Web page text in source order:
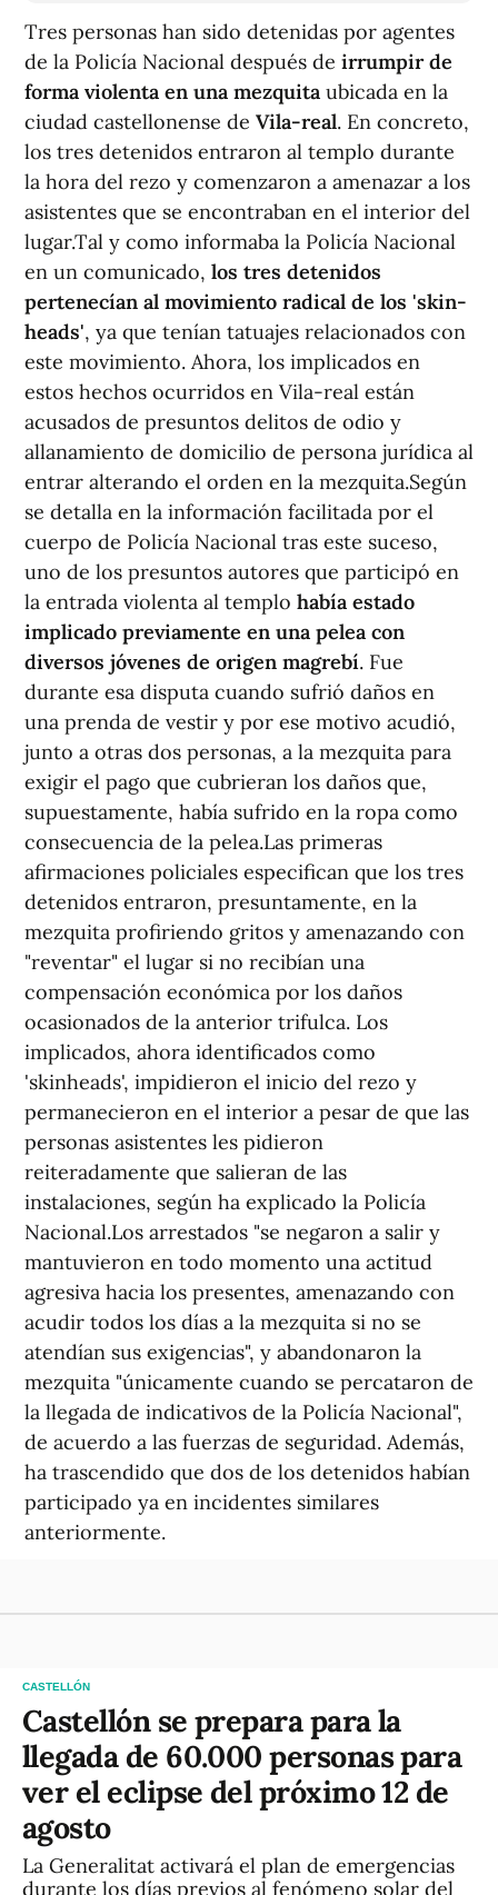
Tres personas han sido detenidas por agentes
de la Policía Nacional después de irrumpir de
forma violenta en una mezquita ubicada en la
ciudad castellonense de Vila-real. En concreto,
los tres detenidos entraron al templo durante
la hora del rezo y comenzaron a amenazar a los
asistentes que se encontraban en el interior del
lugar.Tal y como informaba la Policía Nacional
en un comunicado, los tres detenidos
pertenecían al movimiento radical de los 'skin-
heads', ya que tenían tatuajes relacionados con
este movimiento. Ahora, los implicados en
estos hechos ocurridos en Vila-real están
acusados de presuntos delitos de odio y
allanamiento de domicilio de persona jurídica al
entrar alterando el orden en la mezquita.Según
se detalla en la información facilitada por el
cuerpo de Policía Nacional tras este suceso,
uno de los presuntos autores que participó en
la entrada violenta al templo había estado
implicado previamente en una pelea con
diversos jóvenes de origen magrebí. Fue
durante esa disputa cuando sufrió daños en
una prenda de vestir y por ese motivo acudió,
junto a otras dos personas, a la mezquita para
exigir el pago que cubrieran los daños que,
supuestamente, había sufrido en la ropa como
consecuencia de la pelea.Las primeras
afirmaciones policiales especifican que los tres
detenidos entraron, presuntamente, en la
mezquita profiriendo gritos y amenazando con
"reventar" el lugar si no recibían una
compensación económica por los daños
ocasionados de la anterior trifulca. Los
implicados, ahora identificados como
'skinheads', impidieron el inicio del rezo y
permanecieron en el interior a pesar de que las
personas asistentes les pidieron
reiteradamente que salieran de las
instalaciones, según ha explicado la Policía
Nacional.Los arrestados "se negaron a salir y
mantuvieron en todo momento una actitud
agresiva hacia los presentes, amenazando con
acudir todos los días a la mezquita si no se
atendían sus exigencias", y abandonaron la
mezquita "únicamente cuando se percataron de
la llegada de indicativos de la Policía Nacional",
de acuerdo a las fuerzas de seguridad. Además,
ha trascendido que dos de los detenidos habían
participado ya en incidentes similares
anteriormente.
CASTELLÓN
Castellón se prepara para la
llegada de 60.000 personas para
ver el eclipse del próximo 12 de
agosto
La Generalitat activará el plan de emergencias
durante los días previos al fenómeno solar del